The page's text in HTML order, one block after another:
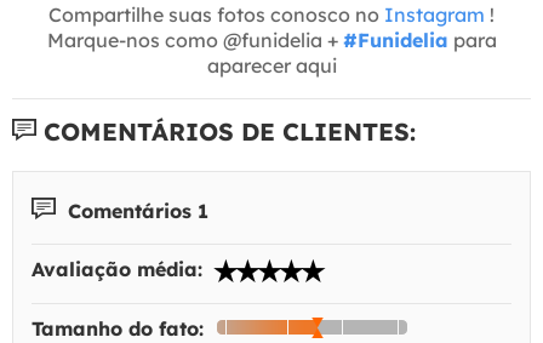
Compartilhe suas fotos conosco no Instagram !
Marque-nos como @funidelia + #Funidelia para
aparecer aqui
COMENTÁRIOS DE CLIENTES:
Comentários 1
Avaliação média:
Tamanho do fato: